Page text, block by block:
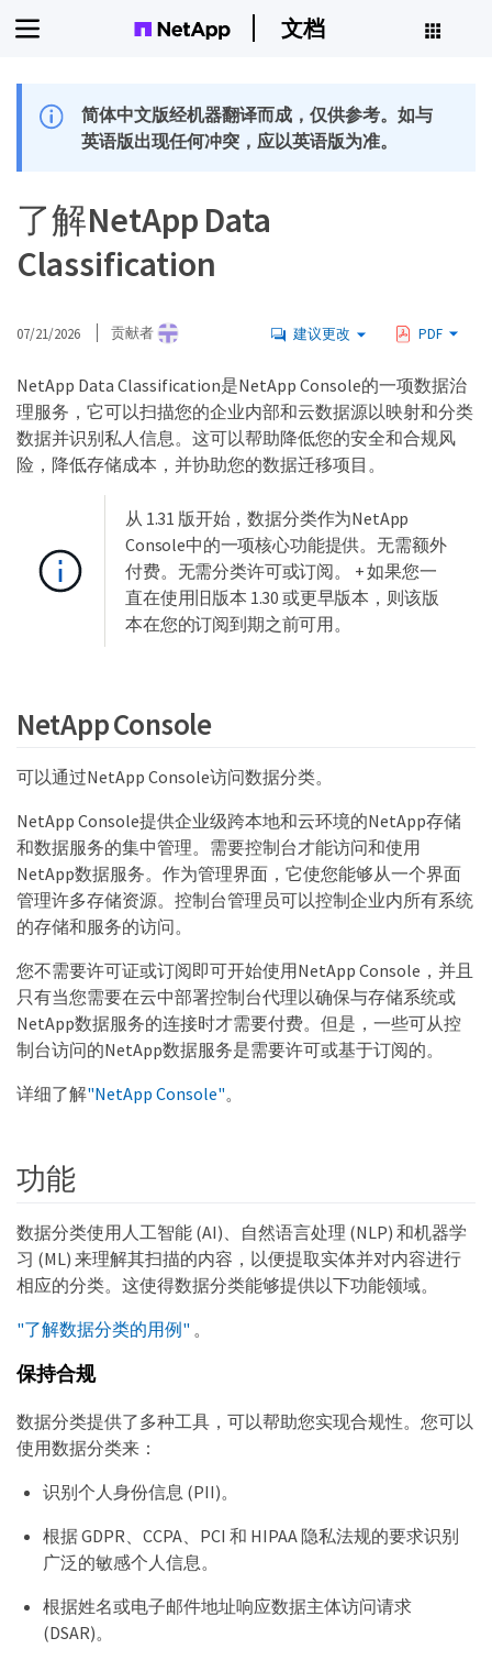
文档
简体中文版经机器翻译而成，仅供参考。如与
英语版出现任何冲突，应以英语版为准。
了解NetApp Data
Classification
07/21/2026 贡献者 建议更改 PDF
NetApp Data Classification是NetApp Console的一项数据治
理服务，它可以扫描您的企业内部和云数据源以映射和分类
数据并识别私人信息。这可以帮助降低您的安全和合规风
险，降低存储成本，并协助您的数据迁移项目。
从 1.31 版开始，数据分类作为NetApp
Console中的一项核心功能提供。无需额外
付费。无需分类许可或订阅。 + 如果您一
直在使用旧版本 1.30 或更早版本，则该版
本在您的订阅到期之前可用。
NetApp Console
可以通过NetApp Console访问数据分类。
NetApp Console提供企业级跨本地和云环境的NetApp存储
和数据服务的集中管理。需要控制台才能访问和使用
NetApp数据服务。作为管理界面，它使您能够从一个界面
管理许多存储资源。控制台管理员可以控制企业内所有系统
的存储和服务的访问。
您不需要许可证或订阅即可开始使用NetApp Console，并且
只有当您需要在云中部署控制台代理以确保与存储系统或
NetApp数据服务的连接时才需要付费。但是，一些可从控
制台访问的NetApp数据服务是需要许可或基于订阅的。
详细了解"NetApp Console"。
功能
数据分类使用人工智能 (AI)、自然语言处理 (NLP) 和机器学
习 (ML) 来理解其扫描的内容，以便提取实体并对内容进行
相应的分类。这使得数据分类能够提供以下功能领域。
"了解数据分类的用例" 。
保持合规
数据分类提供了多种工具，可以帮助您实现合规性。您可以
使用数据分类来：
识别个人身份信息 (PII)。
根据 GDPR、CCPA、PCI 和 HIPAA 隐私法规的要求识别
广泛的敏感个人信息。
根据姓名或电子邮件地址响应数据主体访问请求
(DSAR)。